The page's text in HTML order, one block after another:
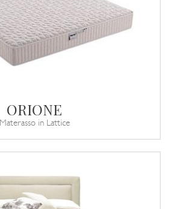
ORIONE
Materasso in Lattice